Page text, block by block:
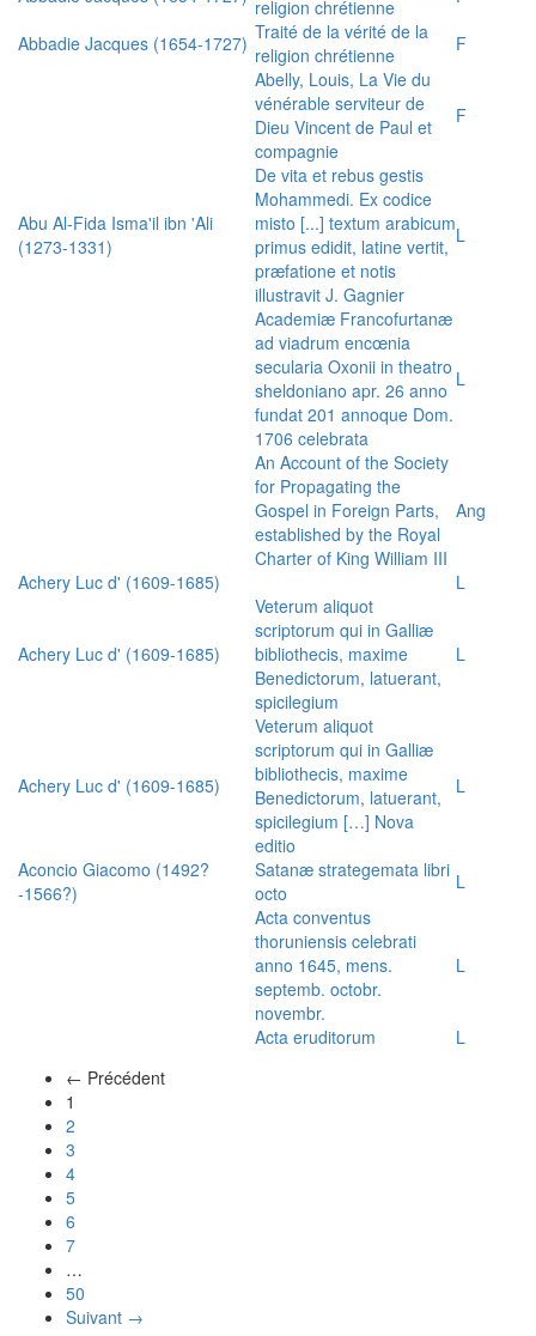
religion chrétienne
Abbadie Jacques (1654-1727) Traité de la vérité de la
religion chrétienne
F
Abelly, Louis, La Vie du
vénérable serviteur de
Dieu Vincent de Paul et
compagnie
F
Abu Al-Fida Isma'il ibn 'Ali
(1273-1331)
De vita et rebus gestis
Mohammedi. Ex codice
misto [...] textum arabicum
primus edidit, latine vertit,
præfatione et notis
illustravit J. Gagnier
L
Academiæ Francofurtanæ
ad viadrum encœnia
secularia Oxonii in theatro
sheldoniano apr. 26 anno
fundat 201 annoque Dom.
1706 celebrata
L
An Account of the Society
for Propagating the
Gospel in Foreign Parts,
established by the Royal
Charter of King William III
Ang
Achery Luc d' (1609-1685) L
Achery Luc d' (1609-1685)
Veterum aliquot
scriptorum qui in Galliæ
bibliothecis, maxime
Benedictorum, latuerant,
spicilegium
L
Achery Luc d' (1609-1685)
Veterum aliquot
scriptorum qui in Galliæ
bibliothecis, maxime
Benedictorum, latuerant,
spicilegium […] Nova
editio
L
Aconcio Giacomo (1492?
-1566?)
Satanæ strategemata libri
octo
L
Acta conventus
thoruniensis celebrati
anno 1645, mens.
septemb. octobr.
novembr.
L
Acta eruditorum
L
← Précédent
1
2
3
4
5
6
7
…
50
Suivant →